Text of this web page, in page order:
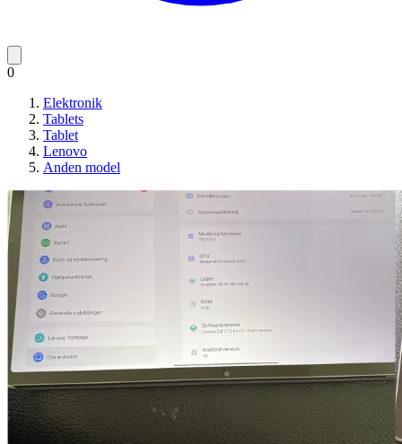
0
Elektronik
Tablets
Tablet
Lenovo
Anden model